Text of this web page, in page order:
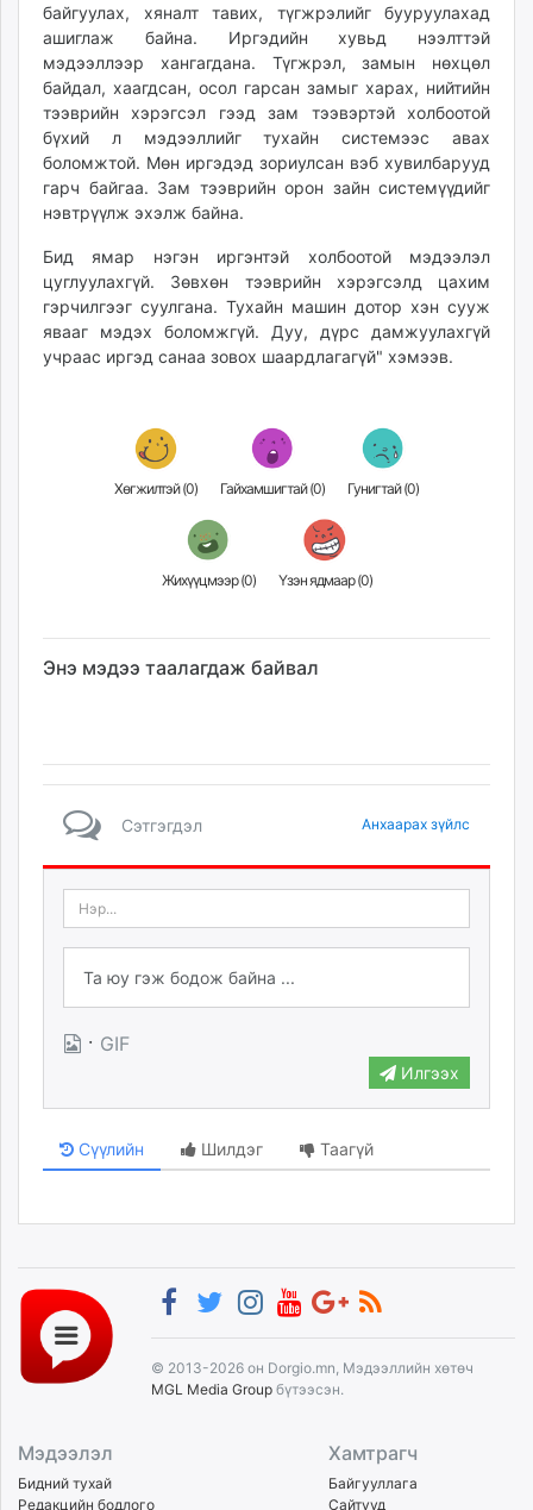
байгуулах, хяналт тавих, түгжрэлийг бууруулахад
ашиглаж байна. Иргэдийн хувьд нээлттэй
мэдээллээр хангагдана. Түгжрэл, замын нөхцөл
байдал, хаагдсан, осол гарсан замыг харах, нийтийн
тээврийн хэрэгсэл гээд зам тээвэртэй холбоотой
бүхий л мэдээллийг тухайн системээс авах
боломжтой. Мөн иргэдэд зориулсан вэб хувилбарууд
гарч байгаа. Зам тээврийн орон зайн системүүдийг
нэвтрүүлж эхэлж байна.
Бид ямар нэгэн иргэнтэй холбоотой мэдээлэл
цуглуулахгүй. Зөвхөн тээврийн хэрэгсэлд цахим
гэрчилгээг суулгана. Тухайн машин дотор хэн сууж
явааг мэдэх боломжгүй. Дуу, дүрс дамжуулахгүй
учраас иргэд санаа зовох шаардлагагүй" хэмээв.
Хөгжилтэй (0) Гайхамшигтай (0) Гунигтай (0)
Жихүүцмээр (0) Үзэн ядмаар (0)
Энэ мэдээ таалагдаж байвал
Сэтгэгдэл Анхаарах зүйлс
· GIF
Илгээх
Сүүлийн Шилдэг Таагүй
© 2013-2026 он Dorgio.mn, Мэдээллийн хөтөч
MGL Media Group бүтээсэн.
Мэдээлэл
Бидний тухай
Редакцийн бодлого
Хамтрагч
Байгууллага
Сайтууд